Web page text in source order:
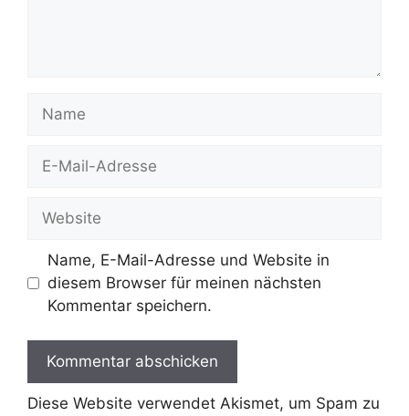
Mail-
Name, E-Mail-Adresse und Website in
diesem Browser für meinen nächsten
Kommentar speichern.
Diese Website verwendet Akismet, um Spam zu